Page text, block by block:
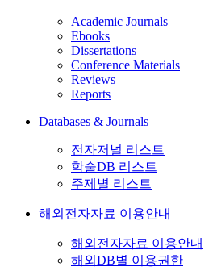
Academic Journals
Ebooks
Dissertations
Conference Materials
Reviews
Reports
Databases & Journals
전자저널 리스트
학술DB 리스트
주제별 리스트
해외전자자료 이용안내
해외전자자료 이용안내
해외DB별 이용권한